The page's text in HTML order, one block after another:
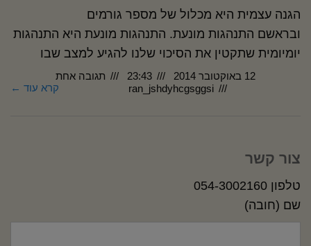
הגנה עצמית היא מכלול של מספר גורמים
ובראשם התנהגות מונעת. התנהגות מונעת היא התנהגות
יומיומית שתקטין את הסיכוי שלנו להגיע למצב שבו
12 באוקטובר 2014 23:43
תגובה אחת
ran_jshdyhcgsggsi
קרא עוד ←
צור קשר
טלפון 054-3002160
שם (חובה)